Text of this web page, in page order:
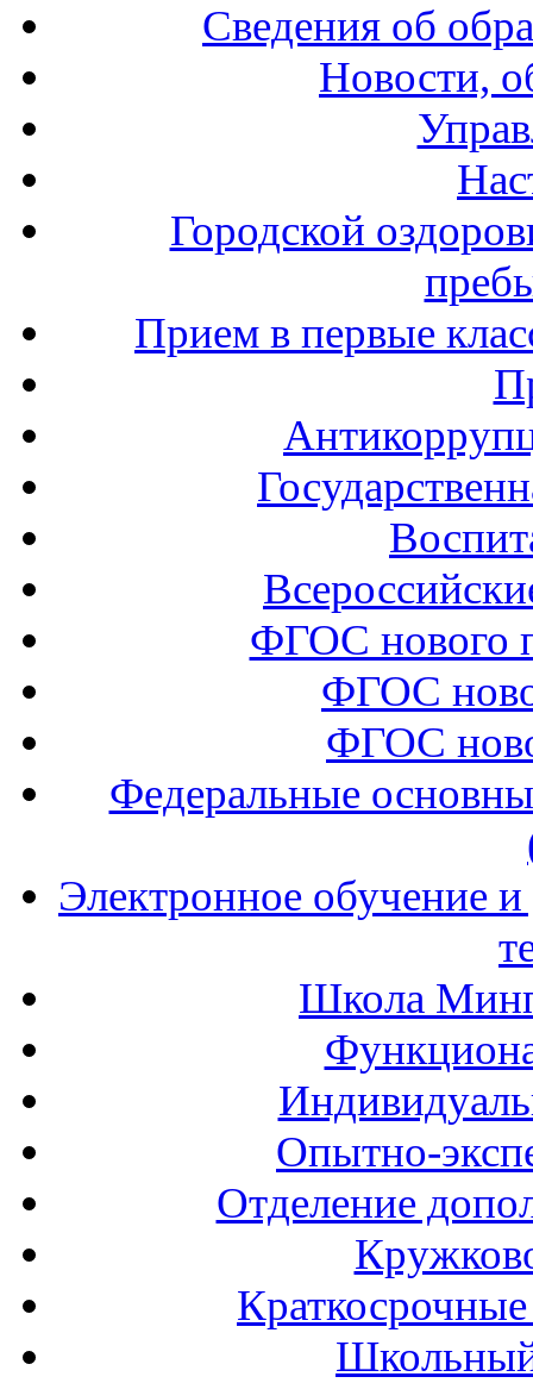
Сведения об
Новости,
Городской
Прием в первые
ФГОС нового
ФГОС
ФГОС
Федеральные
Электронное обучение
Школа
Опытно-
Отделение